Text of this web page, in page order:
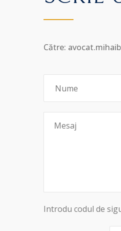
Către:
Introdu codul de